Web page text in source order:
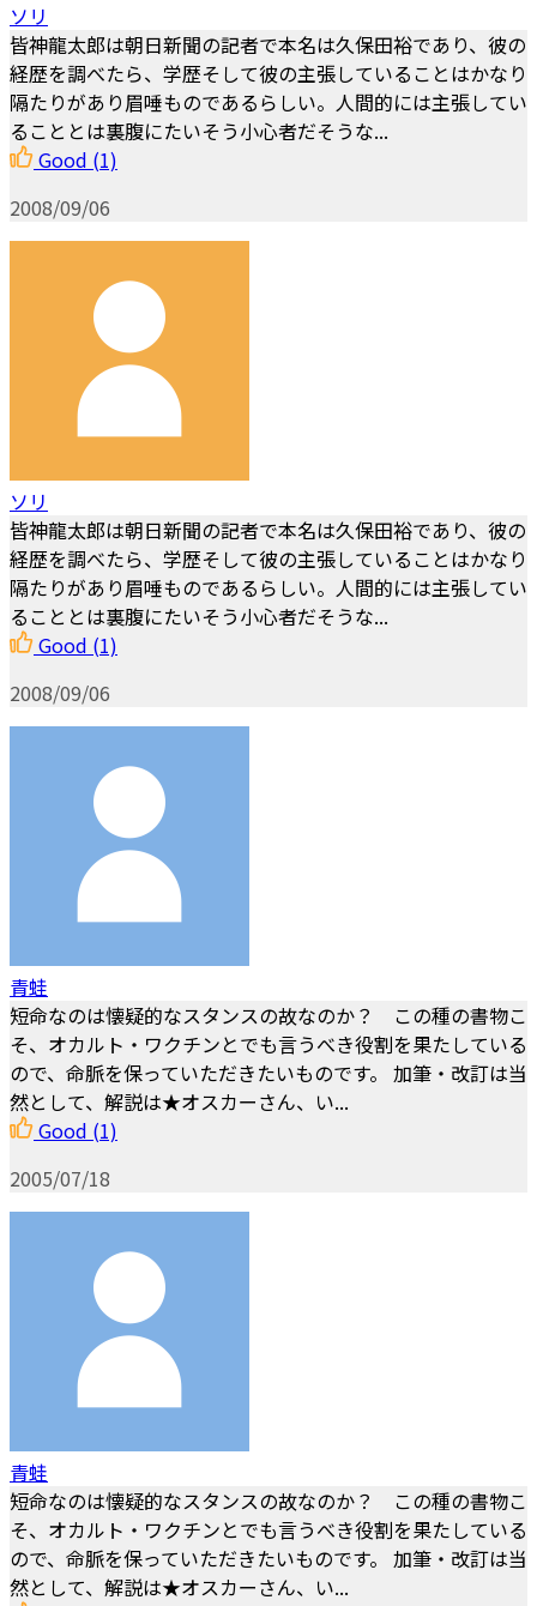
ソリ
皆神龍太郎は朝日新聞の記者で本名は久保田裕であり、彼の
経歴を調べたら、学歴そして彼の主張していることはかなり
隔たりがあり眉唾ものであるらしい。人間的には主張してい
ることとは裏腹にたいそう小心者だそうな...
Good (1)
2008/09/06
ソリ
皆神龍太郎は朝日新聞の記者で本名は久保田裕であり、彼の
経歴を調べたら、学歴そして彼の主張していることはかなり
隔たりがあり眉唾ものであるらしい。人間的には主張してい
ることとは裏腹にたいそう小心者だそうな...
Good (1)
2008/09/06
青蛙
短命なのは懐疑的なスタンスの故なのか？ この種の書物こ
そ、オカルト・ワクチンとでも言うべき役割を果たしている
ので、命脈を保っていただきたいものです。 加筆・改訂は当
然として、解説は★オスカーさん、い...
Good (1)
2005/07/18
青蛙
短命なのは懐疑的なスタンスの故なのか？ この種の書物こ
そ、オカルト・ワクチンとでも言うべき役割を果たしている
ので、命脈を保っていただきたいものです。 加筆・改訂は当
然として、解説は★オスカーさん、い...